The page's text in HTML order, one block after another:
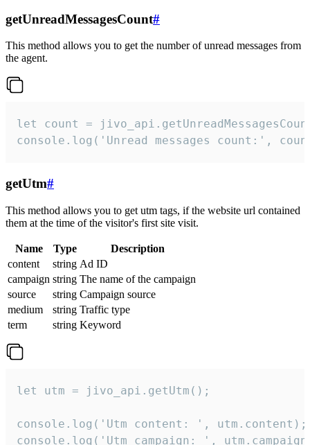
getUnreadMessagesCount#
This method allows you to get the number of unread messages from
the agent.
let count =
console.log('Unread messages count:',
getUtm#
This method allows you to get utm tags, if the website url contained
them at the time of the visitor's first site visit.
Name Type
Description
content
string Ad ID
campaign string The name of the campaign
source
string Campaign source
medium
string Traffic type
term
string Keyword
let utm = jivo_api.getUtm();
console.log('Utm content: ', utm.content);
console.log('Utm campaign: ',